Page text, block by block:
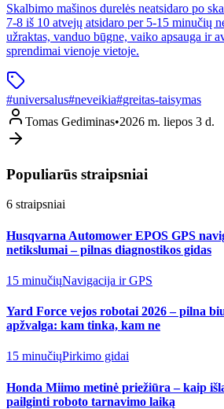
Skalbimo mašinos durelės neatsidaro po
7-8 iš 10 atvejų atsidaro per 5-15 minučių
užraktas, vanduo būgne, vaiko apsauga ir
sprendimai vienoje vietoje.
#universalus#neveikia#greitas-taisymas
Tomas Gediminas•2026 m. liepos 3 d.
Populiarūs straipsniai
6 straipsniai
Husqvarna Automower EPOS GPS
netikslumai – pilnas diagnostikos gidas
15 minučiųNavigacija ir GPS
Yard Force vejos robotai 2026 – pilna
apžvalga: kam tinka, kam ne
15 minučiųPirkimo gidai
Honda Miimo metinė priežiūra – kaip
pailginti roboto tarnavimo laiką